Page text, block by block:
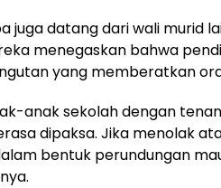
juga datang dari wali murid
menegaskan bahwa
yang memberatkan
anak sekolah dengan
dipaksa. Jika menolak
bentuk perundungan